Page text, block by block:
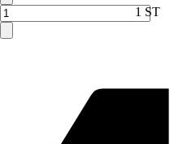
1 ST